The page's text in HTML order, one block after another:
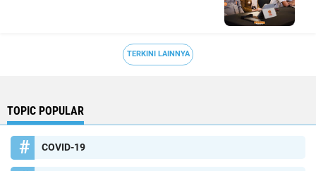
TERKINI LAINNYA
TOPIC POPULAR
COVID-19